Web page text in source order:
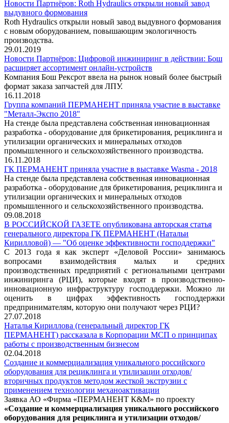
Новости Партнёров: Roth Hydraulics открыли новый завод
выдувного формования
Roth Hydraulics открыли новый завод выдувного формования
с новым оборудованием, повышающим экологичность
производства.
29.01.2019
Новости Партнёров: Цифровой инжиниринг в действии: Бош
расширяет ассортимент онлайн-устройств
Компания Бош Рексрот ввела на рынок новый более быстрый
формат заказа запчастей для ЛПУ.
16.11.2018
Группа компаний ПЕРМАНЕНТ приняла участие в выставке
"Металл-Экспо 2018"
На стенде была представлена собственная инновационная
разработка - оборудование для брикетирования, рециклинга и
утилизации органических и минеральных отходов
промышленного и сельскохозяйственного производства.
16.11.2018
ГК ПЕРМАНЕНТ приняла участие в выставке Wasma - 2018
На стенде была представлена собственная инновационная
разработка - оборудование для брикетирования, рециклинга и
утилизации органических и минеральных отходов
промышленного и сельскохозяйственного производства.
09.08.2018
В РОССИЙСКОЙ ГАЗЕТЕ опубликована авторская статья
генерального директора ГК ПЕРМАНЕНТ (Натальи
Кирилловой) — "Об оценке эффективности господдержки"
С 2013 года я как эксперт «Деловой России» занимаюсь
вопросами взаимодействия малых и средних
производственных предприятий с региональными центрами
инжиниринга (РЦИ), которые входят в производственно-
инновационную инфраструктуру господдержки. Можно ли
оценить в цифрах эффективность господдержки
предпринимателям, которую они получают через РЦИ?
27.07.2018
Наталья Кириллова (генеральный директор ГК
ПЕРМАНЕНТ) рассказала в Корпорации МСП о принципах
работы с производственным бизнесом
02.04.2018
Создание и коммерциализация уникального российского
оборудования для рециклинга и утилизации отходов/
вторичных продуктов методом жесткой экструзии с
применением технологии механоактивации
Заявка АО «Фирма «ПЕРМАНЕНТ К&М» по проекту
«Создание и коммерциализация уникального российского
оборудования для рециклинга и утилизации отходов/